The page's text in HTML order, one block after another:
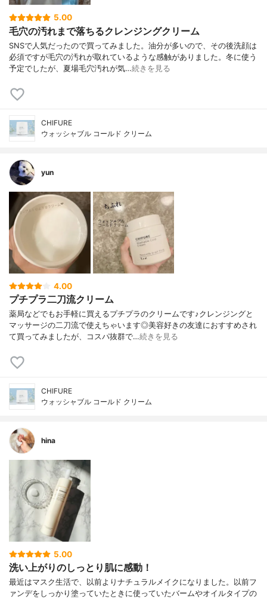
5.00
毛穴の汚れまで落ちるクレンジングクリーム
SNSで人気だったので買ってみました。油分が多いので、その後洗顔は
必須ですが毛穴の汚れが取れているような感触がありました。冬に使う
予定でしたが、夏場毛穴汚れが気…続きを見る
CHIFURE
ウォッシャブル コールド クリーム
yun
4.00
プチプラ二刀流クリーム
薬局などでもお手軽に買えるプチプラのクリームです♪クレンジングと
マッサージの二刀流で使えちゃいます◎美容好きの友達におすすめされ
て買ってみましたが、コスパ抜群で…続きを見る
CHIFURE
ウォッシャブル コールド クリーム
hina
5.00
洗い上がりのしっとり肌に感動！
最近はマスク生活で、以前よりナチュラルメイクになりました。以前フ
ァンデをしっかり塗っていたときに使っていたバームやオイルタイプの